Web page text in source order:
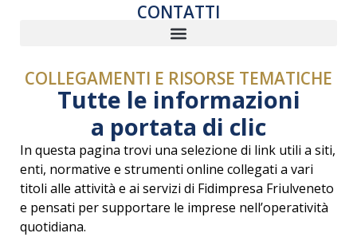
CONTATTI
COLLEGAMENTI E RISORSE TEMATICHE
Tutte le informazioni
a portata di clic
In questa pagina trovi una selezione di link utili a siti,
enti, normative e strumenti online collegati a vari
titoli alle attività e ai servizi di Fidimpresa Friulveneto
e pensati per supportare le imprese nell’operatività
quotidiana.